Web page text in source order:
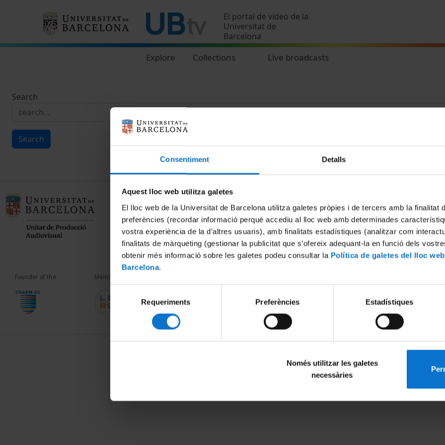
Consentiment Detalls
Aquest lloc web utilitza galetes
El lloc web de la Universitat de Barcelona utilitza galetes pròpies i de tercers amb la finalitat
preferències (recordar informació perquè accediu al lloc web amb determinades
vostra experiència de la d’altres usuaris), amb finalitats estadístiques (analitzar com
finalitats de màrqueting (gestionar la publicitat que s’ofereix adequant-la en funció dels
obtenir més informació sobre les galetes podeu consultar la Política de galetes del lloc
Barcelona.
consentiment
Requeriments Preferències Estadístiques
Només utilitzar les galetes
necessàries
El portal de vídeo de la
Universitat de
Barcelona
Explore Collections Live broadcasts
Search
Search
Cookies
Terms and
Founder of the Member of the